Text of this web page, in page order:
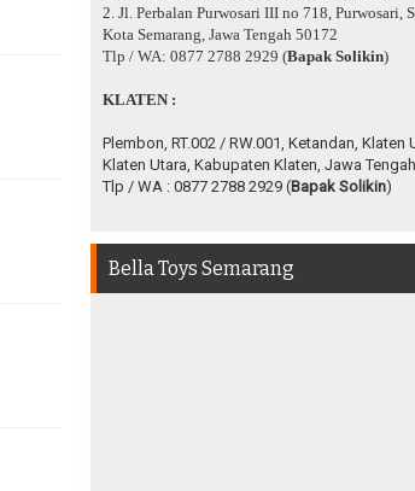
2. Jl. Perbalan Purwosari III no 718, Purwosari,
Kota Semarang, Jawa Tengah 50172
Tlp / WA: 0877 2788 2929 (Bapak Solikin)
KLATEN :
Plembon, RT.002 / RW.001, Ketandan, Klaten
Klaten Utara, Kabupaten Klaten, Jawa
Tlp / WA : 0877 2788 2929 (Bapak Solikin)
Bella Toys Semarang